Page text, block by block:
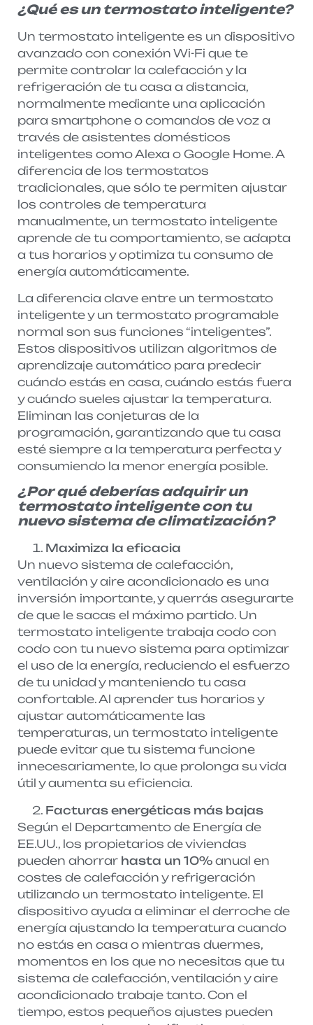
¿Qué es un termostato inteligente?
Un termostato inteligente es un dispositivo
avanzado con conexión Wi-Fi que te
permite controlar la calefacción y la
refrigeración de tu casa a distancia,
normalmente mediante una aplicación
para smartphone o comandos de voz a
través de asistentes domésticos
inteligentes como Alexa o Google Home. A
diferencia de los termostatos
tradicionales, que sólo te permiten ajustar
los controles de temperatura
manualmente, un termostato inteligente
aprende de tu comportamiento, se adapta
a tus horarios y optimiza tu consumo de
energía automáticamente.
La diferencia clave entre un termostato
inteligente y un termostato programable
normal son sus funciones “inteligentes”.
Estos dispositivos utilizan algoritmos de
aprendizaje automático para predecir
cuándo estás en casa, cuándo estás fuera
y cuándo sueles ajustar la temperatura.
Eliminan las conjeturas de la
programación, garantizando que tu casa
esté siempre a la temperatura perfecta y
consumiendo la menor energía posible.
¿Por qué deberías adquirir un
termostato inteligente con tu
nuevo sistema de climatización?
Maximiza la eficacia
Un nuevo sistema de calefacción,
ventilación y aire acondicionado es una
inversión importante, y querrás asegurarte
de que le sacas el máximo partido. Un
termostato inteligente trabaja codo con
codo con tu nuevo sistema para optimizar
el uso de la energía, reduciendo el esfuerzo
de tu unidad y manteniendo tu casa
confortable. Al aprender tus horarios y
ajustar automáticamente las
temperaturas, un termostato inteligente
puede evitar que tu sistema funcione
innecesariamente, lo que prolonga su vida
útil y aumenta su eficiencia.
Facturas energéticas más bajas
Según el Departamento de Energía de
EE.UU., los propietarios de viviendas
pueden ahorrar hasta un 10% anual en
costes de calefacción y refrigeración
utilizando un termostato inteligente. El
dispositivo ayuda a eliminar el derroche de
energía ajustando la temperatura cuando
no estás en casa o mientras duermes,
momentos en los que no necesitas que tu
sistema de calefacción, ventilación y aire
acondicionado trabaje tanto. Con el
tiempo, estos pequeños ajustes pueden